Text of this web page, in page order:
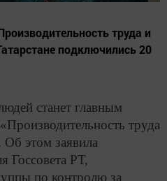
труда и
подключились 20
станет главным
труда
Об этом заявила
Госсовета РТ,
по контролю за